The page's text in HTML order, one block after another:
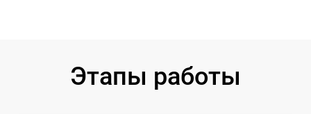
Этапы работы